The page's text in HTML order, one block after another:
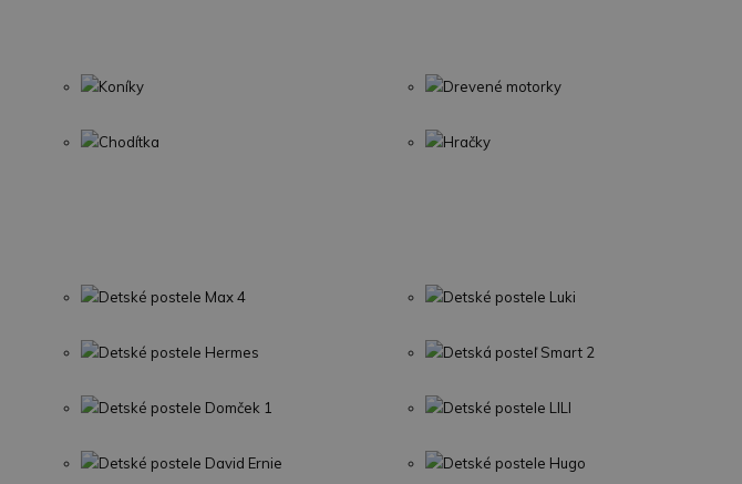
Koníky Drevené motorky
Chodítka Hračky
Detské postele Max 4 Detské postele Luki
Detské postele Hermes Detská posteľ Smart 2
Detské postele Domček 1 Detské postele LILI
Detské postele David Ernie Detské postele Hugo